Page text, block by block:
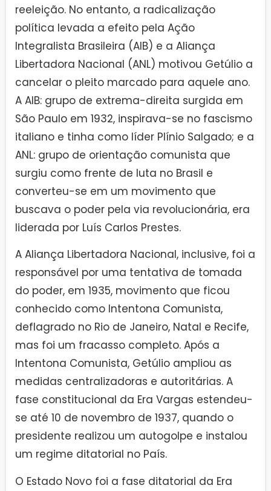
reeleição. No entanto, a radicalização
política levada a efeito pela Ação
Integralista Brasileira (AIB) e a Aliança
Libertadora Nacional (ANL) motivou Getúlio a
cancelar o pleito marcado para aquele ano.
A AIB: grupo de extrema-direita surgida em
São Paulo em 1932, inspirava-se no fascismo
italiano e tinha como líder Plínio Salgado; e a
ANL: grupo de orientação comunista que
surgiu como frente de luta no Brasil e
converteu-se em um movimento que
buscava o poder pela via revolucionária, era
liderada por Luís Carlos Prestes.
A Aliança Libertadora Nacional, inclusive, foi a
responsável por uma tentativa de tomada
do poder, em 1935, movimento que ficou
conhecido como Intentona Comunista,
deflagrado no Rio de Janeiro, Natal e Recife,
mas foi um fracasso completo. Após a
Intentona Comunista, Getúlio ampliou as
medidas centralizadoras e autoritárias. A
fase constitucional da Era Vargas estendeu-
se até 10 de novembro de 1937, quando o
presidente realizou um autogolpe e instalou
um regime ditatorial no País.
O Estado Novo foi a fase ditatorial da Era